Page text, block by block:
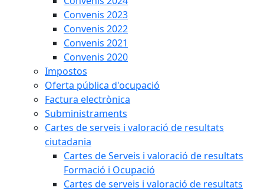
Convenis 2023
Convenis 2022
Convenis 2021
Convenis 2020
Impostos
Oferta pública d'ocupació
Factura electrònica
Subministraments
Cartes de serveis i valoració de resultats
ciutadania
Cartes de Serveis i valoració de resultats
Formació i Ocupació
Cartes de serveis i valoració de resultats